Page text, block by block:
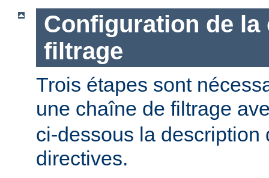
Configuration de la
filtrage
Trois étapes sont
une chaîne de filtrage
ci-dessous la description
directives.